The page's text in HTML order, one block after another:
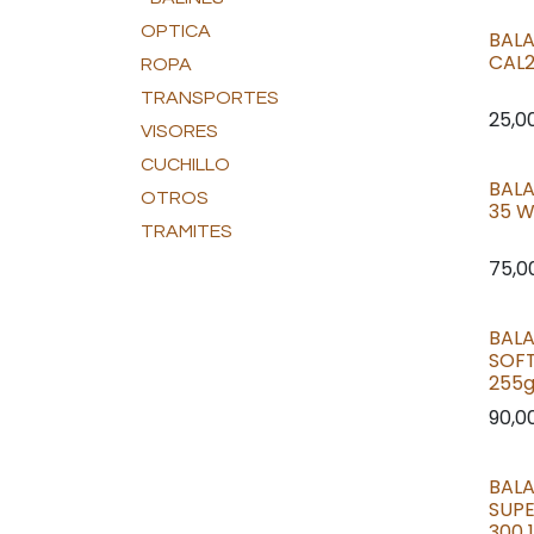
OPTICA
ROPA
TRANSPORTES
VISORES
CUCHILLO
OTROS
TRAMITES
35